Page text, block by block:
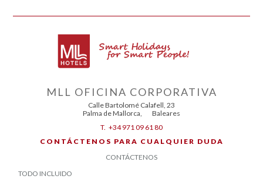
MLL OFICINA CORPORATIVA
Calle Bartolomé Calafell, 23
Palma de Mallorca
Baleares
T. +34 971 09 61 80
CONTÁCTENOS PARA CUALQUIER DUDA
CONTÁCTENOS
TODO INCLUIDO